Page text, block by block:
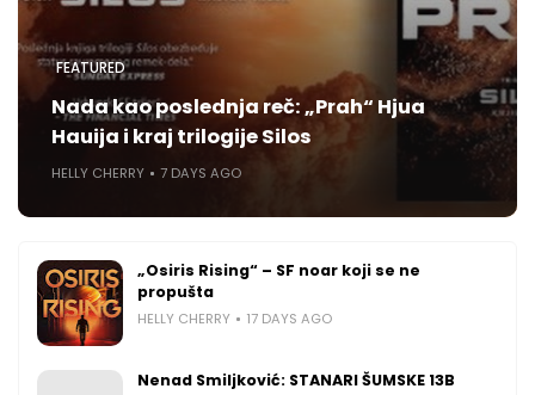
FEATURED
Nada kao poslednja reč: „Prah“ Hjua
Hauija i kraj trilogije Silos
HELLY CHERRY 7 DAYS AGO
„Osiris Rising“ – SF noar koji se ne
propušta
HELLY CHERRY 17 DAYS AGO
Nenad Smiljković: STANARI ŠUMSKE 13B